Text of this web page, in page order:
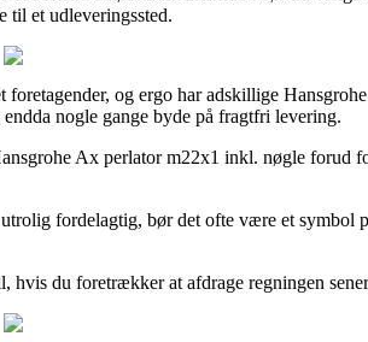
til et udleveringssted.
og ergo har adskillige
nogle gange byde på fragtfri levering.
Ax perlator m22x1 inkl. nøgle forud
fordelagtig, bør det ofte være et
du foretrækker at afdrage regningen